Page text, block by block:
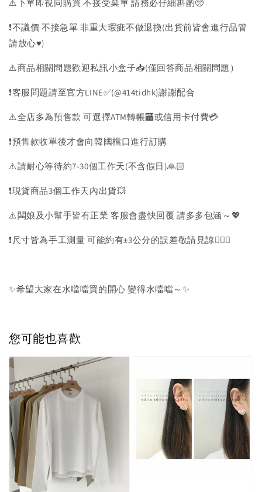
⚠️下單即視同購買 不接受棄單 請務必仔細斟酌🥺
❗️不議價 不接急單 非重大瑕疵不做退換(出貨前皆會進行品管
請放心♥️)
⚠️商品相關問題歡迎私訊小盒子📥(僅回答商品相關問題）
❗️客服問題請至官方LINE✅(@414tidhk)謝謝配合
⚠️全店多為預售款 可選擇ATM轉帳🏧或信用卡付費💳
❗️預售款收單後才會向韓國檔口進行訂購
⚠️請耐心等待約7-30個工作天(不含假日)🙏🏻
❗️現貨商品3個工作天內出貨💥
⚠️闆娘及小幫手皆有正業 客服會盡快回覆 請多多包涵～💖
❗️尺寸皆為手工測量 可能約有±3公分的誤差敬請見諒🙇🏻‍♀️
✨希望大家在水噹噹買的開心 變得水噹噹～✨
您可能也喜歡